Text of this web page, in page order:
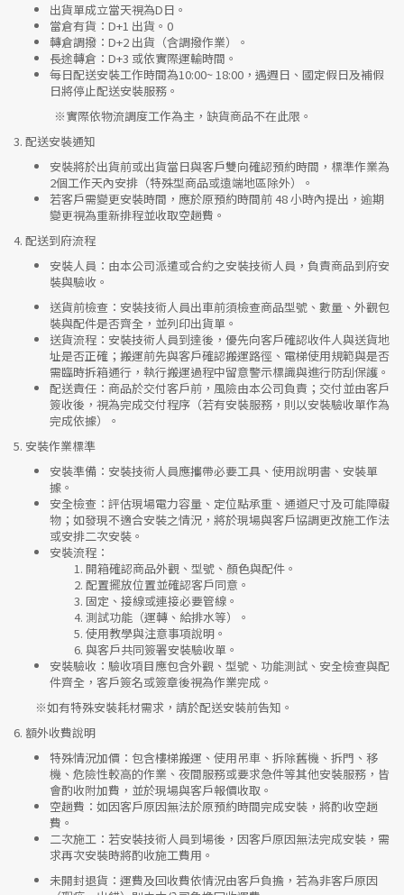
出貨單成立當天視為D日。
當倉有貨： D+1 出貨。0
轉倉調撥： D+2 出貨（含調撥作業）。
長途轉倉： D+3 或依實際運輸時間。
每日配送安裝工作時間為10:00~ 18:00，遇週日、國定假日及補假
日將停止配送安裝服務。
※實際依物流調度工作為主，缺貨商品不在此限。
3. 配送安裝通知
安裝將於出貨前或出貨當日與客戶雙向確認預約時間，標準作業為
2個工作天內安排（特殊型商品或遠端地區除外）。
若客戶需變更安裝時間，應於原預約時間前 48 小時內提出，逾期
變更視為重新排程並收取空趟費。
4. 配送到府流程
安裝人員 ：由本公司派遣或合約之安裝技術人員，負責商品到府安
裝與驗收。
送貨前檢查 ：安裝技術人員出車前須檢查商品型號、數量、外觀包
裝與配件是否齊全，並列印出貨單。
送貨流程 ：安裝技術人員到達後，優先向客戶確認收件人與送貨地
址是否正確；搬運前先與客戶確認搬運路徑、電梯使用規範與是否
需臨時拆箱通行，執行搬運過程中留意警示標識與進行防刮保護。
配送責任 ：商品於交付客戶前，風險由本公司負責；交付並由客戶
簽收後，視為完成交付程序（若有安裝服務，則以安裝驗收單作為
完成依據）。
5. 安裝作業標準
安裝準備 ：安裝技術人員應攜帶必要工具、使用說明書、安裝單
據。
安全檢查 ：評估現場電力容量、定位點承重、通道尺寸及可能障礙
物；如發現不適合安裝之情況，將於現場與客戶協調更改施工作法
或安排二次安裝。
安裝流程 ：
開箱確認商品外觀、型號、顏色與配件。
配置擺放位置並確認客戶同意。
固定、接線或連接必要管線。
測試功能（運轉、給排水等）。
使用教學與注意事項說明。
與客戶共同簽署安裝驗收單。
安裝驗收 ：驗收項目應包含外觀、型號、功能測試、安全檢查與配
件齊全，客戶簽名或簽章後視為作業完成。
※如有特殊安裝耗材需求，請於配送安裝前告知。
6. 額外收費說明
特殊情況加價 ：包含樓梯搬運、使用吊車、拆除舊機、拆門、移
機、危險性較高的作業、夜間服務或要求急件等其他安裝服務，皆
會酌收附加費，並於現場與客戶報價收取。
空趟費 ：如因客戶原因無法於原預約時間完成安裝，將酌收空趟
費。
二次施工 ：若安裝技術人員到場後，因客戶原因無法完成安裝，需
求再次安裝時將酌收施工費用。
未開封退貨 ：運費及回收費依情況由客戶負擔，若為非客戶原因